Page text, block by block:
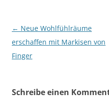
Beitrags-
Navigation
← Neue Wohlfühlräume
erschaffen mit Markisen von
Finger
Schreibe einen